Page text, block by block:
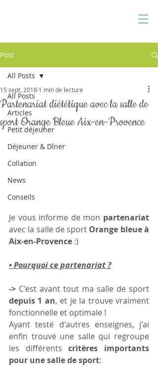
Post
All Posts
Articles
Petit déjeuner
Déjeuner & Dîner
Collation
News
Conseils
All Posts
Partenariat diététique avec la salle de
sport Orange Bleue Aix-en-Provence
15 sept. 2018 1 min de lecture
Je vous informe de mon partenariat
avec la salle de sport Orange bleue à
Aix-en-Provence :)
• Pourquoi ce partenariat ?
->
depuis 1 an, et je la trouve vraiment
fonctionnelle et optimale !
Ayant testé d'autres enseignes, j'ai
enfin trouvé une salle qui regroupe
les différents critères importants
pour une salle de sport: